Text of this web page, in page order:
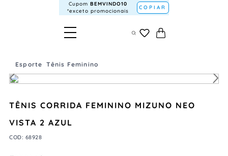
Cupom BEMVINDO10
*exceto promocionais
COPIAR
Esporte Tênis Feminino
TÊNIS CORRIDA FEMININO MIZUNO NEO
VISTA 2 AZUL
COD: 68928